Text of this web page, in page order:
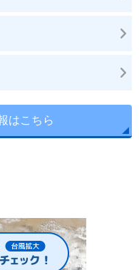
はこちら